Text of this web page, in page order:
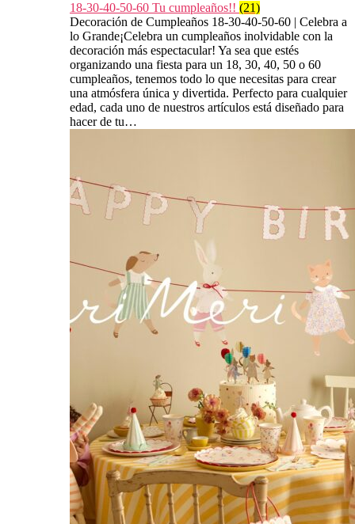
18-30-40-50-60 Tu cumpleaños!! (21)
Decoración de Cumpleaños 18-30-40-50-60 | Celebra a
lo Grande¡Celebra un cumpleaños inolvidable con la
decoración más espectacular! Ya sea que estés
organizando una fiesta para un 18, 30, 40, 50 o 60
cumpleaños, tenemos todo lo que necesitas para crear
una atmósfera única y divertida. Perfecto para cualquier
edad, cada uno de nuestros artículos está diseñado para
hacer de tu…